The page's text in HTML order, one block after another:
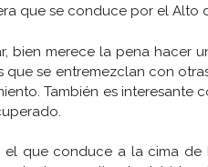
que se conduce por el Alto
bien merece la pena hacer
se entremezclan con
También es interesante
que conduce a la cima de